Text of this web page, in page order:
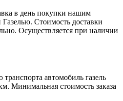
в день покупки нашим
Стоимость доставки
Осуществляется при наличии
транспорта автомобиль газель
Минимальная стоимость заказа